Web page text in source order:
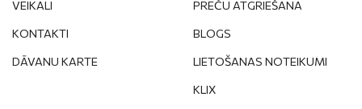
VEIKALI
KONTAKTI
DĀVANU KARTE
PREČU ATGRIEŠANA
BLOGS
LIETOŠANAS NOTEIKUMI
KLIX